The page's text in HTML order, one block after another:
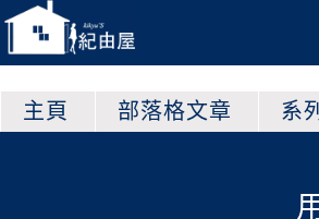
主頁 部落格文章 系列
用郵件